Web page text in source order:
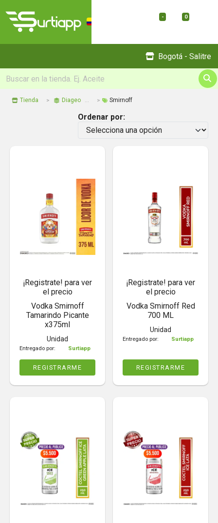
- 0
Bogotá - Salitre
Tienda Diageo Smirnoff
Ordenar por:
¡Registrate! para ver
el precio
Vodka Smirnoff
Tamarindo Picante
x375ml
Unidad
Entregado por: Surtiapp
REGISTRARME
¡Registrate! para ver
el precio
Vodka Smirnoff Red
700 ML
Unidad
Entregado por: Surtiapp
REGISTRARME